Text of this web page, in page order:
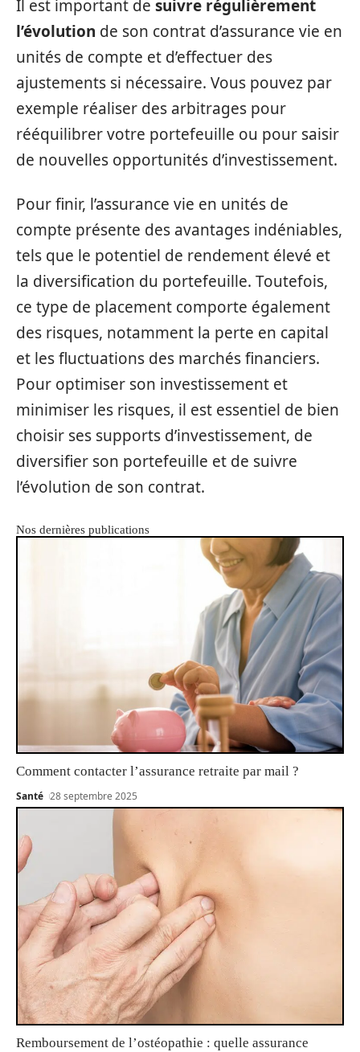
Il est important de suivre régulièrement
l’évolution de son contrat d’assurance vie en
unités de compte et d’effectuer des
ajustements si nécessaire. Vous pouvez par
exemple réaliser des arbitrages pour
rééquilibrer votre portefeuille ou pour saisir
de nouvelles opportunités d’investissement.
Pour finir, l’assurance vie en unités de
compte présente des avantages indéniables,
tels que le potentiel de rendement élevé et
la diversification du portefeuille. Toutefois,
ce type de placement comporte également
des risques, notamment la perte en capital
et les fluctuations des marchés financiers.
Pour optimiser son investissement et
minimiser les risques, il est essentiel de bien
choisir ses supports d’investissement, de
diversifier son portefeuille et de suivre
l’évolution de son contrat.
Nos dernières publications
Comment contacter l’assurance retraite par mail ?
Santé 28 septembre 2025
Remboursement de l’ostéopathie : quelle assurance